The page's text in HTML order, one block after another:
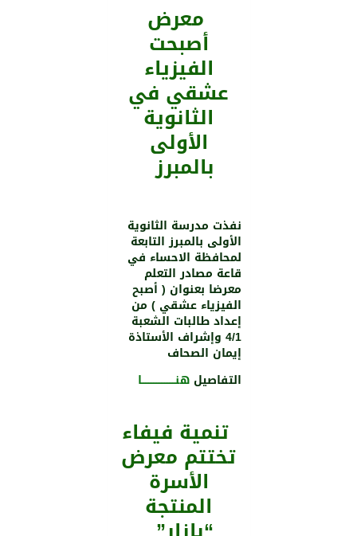
معرض
أصبحت
الفيزياء
عشقي في
الثانوية
اﻷولى
بالمبرز
نفذت مدرسة الثانوية
اﻷولى بالمبرز التابعة
لمحافظة الاحساء في
قاعة مصادر التعلم
معرضا بعنوان ( أصبح
الفيزياء عشقي ) من
إعداد طالبات الشعبة
4/1 وإشراف اﻷستاذة
إيمان الصحاف
التفاصيلهنـــــــــــــــــــــا
تنمية فيفاء
تختتم معرض
الأسرة
المنتجة